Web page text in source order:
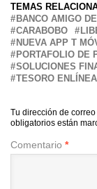
TEMAS
BANCO AMIGO
CARABOBO
NUEVA APP T
PORTAFOLIO DE
SOLUCIONES
TESORO ENLÍNEA
Tu dirección de
obligatorios están
Comentario *